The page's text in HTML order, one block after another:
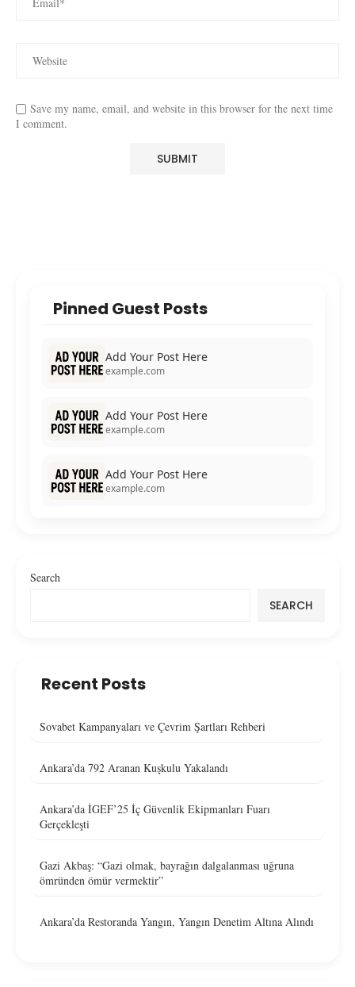
Save my name, email, and website in this browser for the next time
I comment.
Pinned Guest Posts
Add Your Post Here
example.com
Add Your Post Here
example.com
Add Your Post Here
example.com
Search
SEARCH
Recent Posts
Sovabet Kampanyaları ve Çevrim Şartları Rehberi
Ankara’da 792 Aranan Kuşkulu Yakalandı
Ankara’da İGEF’25 İç Güvenlik Ekipmanları Fuarı
Gerçekleşti
Gazi Akbaş: “Gazi olmak, bayrağın dalgalanması uğruna
ömründen ömür vermektir”
Ankara’da Restoranda Yangın, Yangın Denetim Altına Alındı